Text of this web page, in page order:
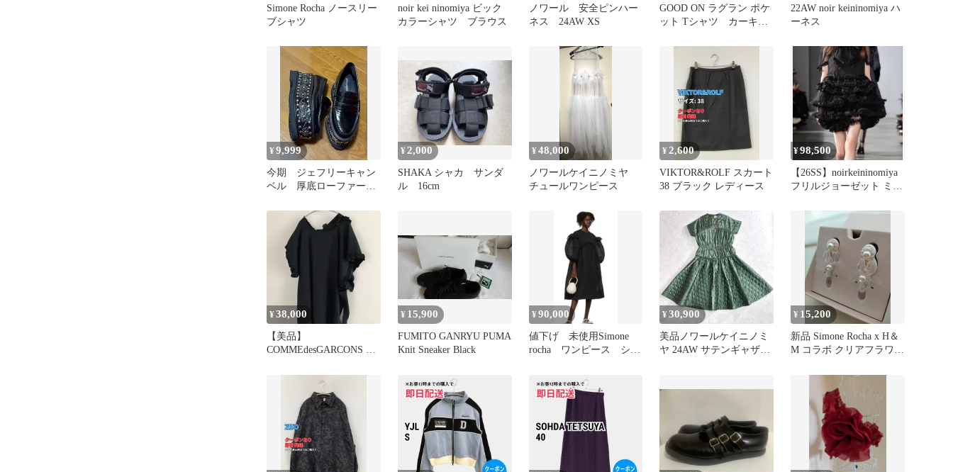
Simone Rocha ノースリー
ブシャツ
noir kei ninomiya ビック
カラーシャツ ブラウス
ノワール 安全ピンハー
ネス 24AW XS
GOOD ON ラグラン ポケ
ット Tシャツ カーキ
22AW noir keininomiya ハ
ーネス
¥9,999
今期 ジェフリーキャン
ベル 厚底ローファー
¥ 2,000
SHAKA シャカ サンダ
ル 16cm
¥48,000
ノワールケイニノミヤ
チュールワンピース
¥ 2,600
VIKTOR&ROLF スカート
38 ブラック レディース
¥98,500
【26SS】noirkeininomiya
フリルジョーゼット ミニ
¥38,000
【美品】
COMMEdesGARCONS 袖
イズ BK
¥ 15,900
FUMITO GANRYU PUMA
Knit Sneaker Black
¥90,000
値下げ 未使用Simone
rocha ワンピース シモ
¥30,900
美品ノワールケイニノミ
ヤ 24AW サテンギャザー
¥ 15,200
新品 Simone Rocha x H＆
M コラボ クリアフラワー